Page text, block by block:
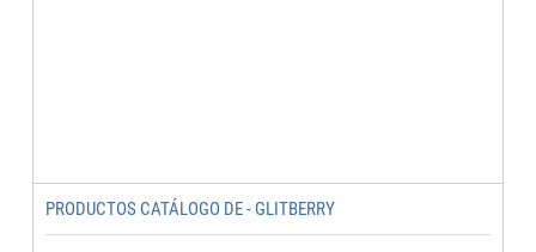
PRODUCTOS CATÁLOGO DE - GLITBERRY